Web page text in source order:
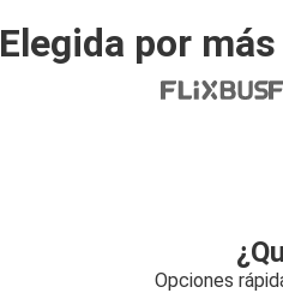
Elegida por
Opciones